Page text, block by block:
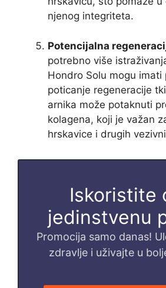
njenog integriteta.
Potencijalna
potrebno više
Hondro Solu mogu imati
poticanje regeneracije
arnika može potaknuti
kolagena, koji je važan
hrskavice i drugih
Iskoristite
jedinstvenu
Promocija samo danas!
zdravlje i uživajte u